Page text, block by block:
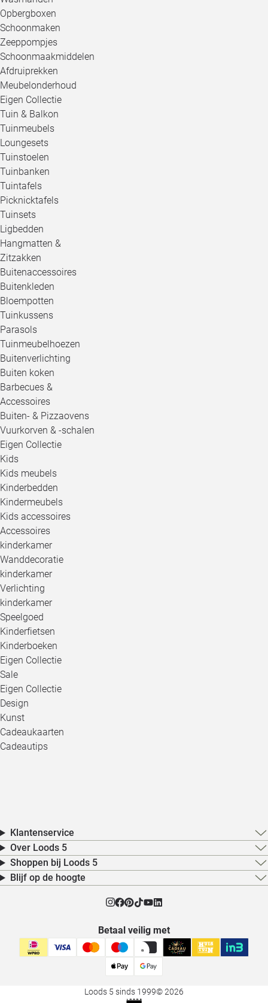
Opbergboxen
Schoonmaken
Zeeppompjes
Schoonmaakmiddelen
Afdruiprekken
Meubelonderhoud
Eigen Collectie
Tuin & Balkon
Tuinmeubels
Loungesets
Tuinstoelen
Tuinbanken
Tuintafels
Picknicktafels
Tuinsets
Ligbedden
Hangmatten &
Zitzakken
Buitenaccessoires
Buitenkleden
Bloempotten
Tuinkussens
Parasols
Tuinmeubelhoezen
Buitenverlichting
Buiten koken
Barbecues &
Accessoires
Buiten- & Pizzaovens
Vuurkorven & -schalen
Eigen Collectie
Kids
Kids meubels
Kinderbedden
Kindermeubels
Kids accessoires
Accessoires
kinderkamer
Wanddecoratie
kinderkamer
Verlichting
kinderkamer
Speelgoed
Kinderfietsen
Kinderboeken
Eigen Collectie
Sale
Eigen Collectie
Design
Kunst
Cadeaukaarten
Cadeautips
Klantenservice
Over Loods 5
Shoppen bij Loods 5
Blijf op de hoogte
Betaal veilig met
Loods 5 sinds 1999© 2026